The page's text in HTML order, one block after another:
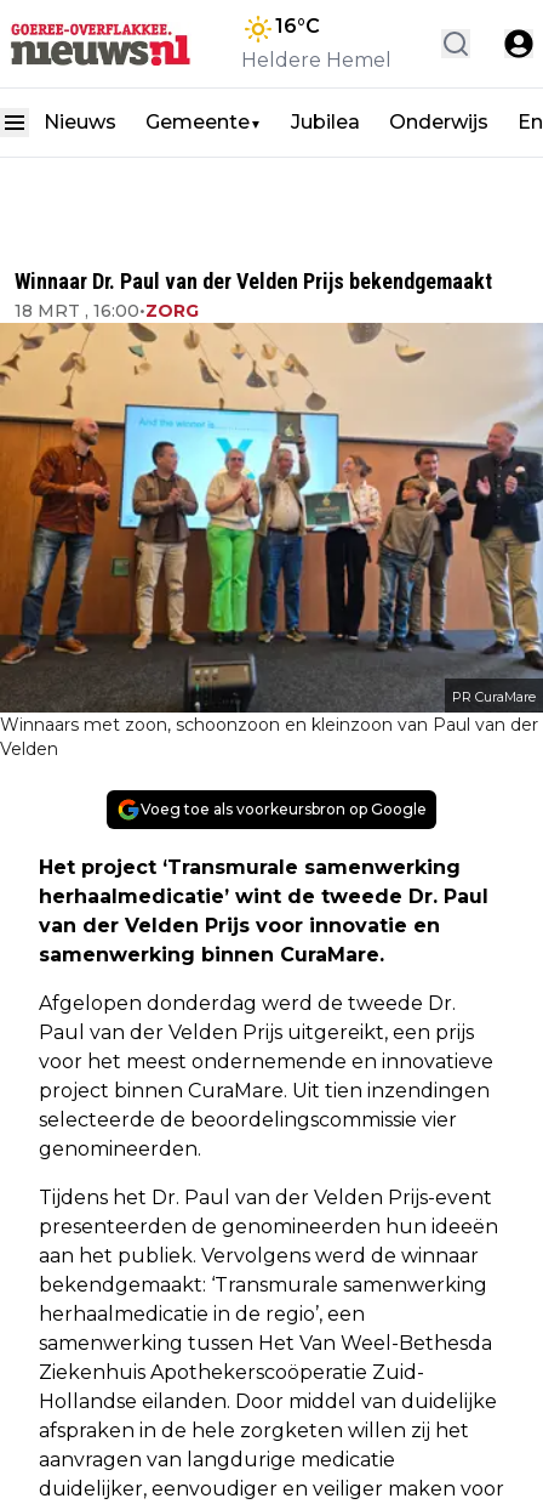
16°C
Heldere Hemel
Nieuws Gemeente▼ Jubilea Onderwijs
Winnaar Dr. Paul van der Velden Prijs bekendgemaakt
18 MRT , 16:00•ZORG
PR CuraMare
Winnaars met zoon, schoonzoon en kleinzoon van Paul van der
Velden
Voeg toe als voorkeursbron op Google
Het project ‘Transmurale samenwerking
herhaalmedicatie’ wint de tweede Dr. Paul
van der Velden Prijs voor innovatie en
samenwerking binnen CuraMare.
Afgelopen donderdag werd de tweede Dr.
Paul van der Velden Prijs uitgereikt, een prijs
voor het meest ondernemende en innovatieve
project binnen CuraMare. Uit tien inzendingen
selecteerde de beoordelingscommissie vier
genomineerden.
Tijdens het Dr. Paul van der Velden Prijs-event
presenteerden de genomineerden hun ideeën
aan het publiek. Vervolgens werd de winnaar
bekendgemaakt: ‘Transmurale samenwerking
herhaalmedicatie in de regio’, een
samenwerking tussen Het Van Weel-Bethesda
Ziekenhuis Apothekerscoöperatie Zuid-
Hollandse eilanden. Door middel van duidelijke
afspraken in de hele zorgketen willen zij het
aanvragen van langdurige medicatie
duidelijker, eenvoudiger en veiliger maken voor